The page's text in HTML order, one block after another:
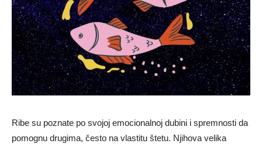
Ribe su poznate po svojoj emocionalnoj dubini i spremnosti da
pomognu drugima, često na vlastitu štetu. Njihova velika